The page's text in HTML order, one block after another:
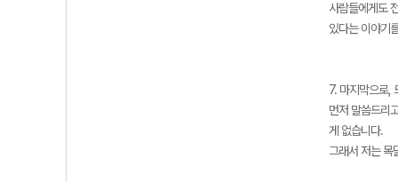
사람들에게도
있다는 이야기
7. 마지막으로,
먼저 말씀드리
게 없습니다.
그래서 저는 목